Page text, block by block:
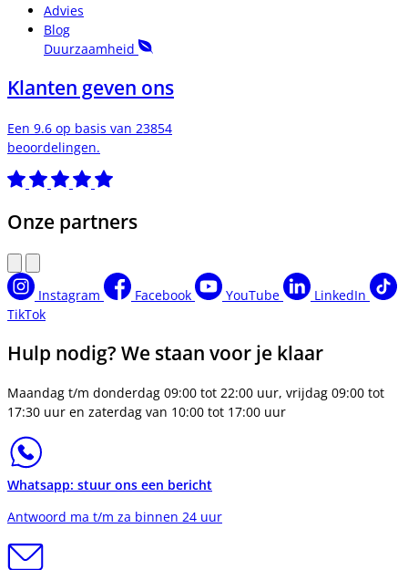
Advies
Blog
Duurzaamheid
Klanten geven ons
Een 9.6 op basis van 23854
beoordelingen.
Onze partners
Instagram Facebook YouTube
LinkedIn
TikTok
Hulp nodig? We staan voor je klaar
Maandag t/m donderdag 09:00 tot 22:00 uur, vrijdag 09:00 tot
17:30 uur en zaterdag van 10:00 tot 17:00 uur
Whatsapp: stuur ons een bericht
Antwoord ma t/m za binnen 24 uur